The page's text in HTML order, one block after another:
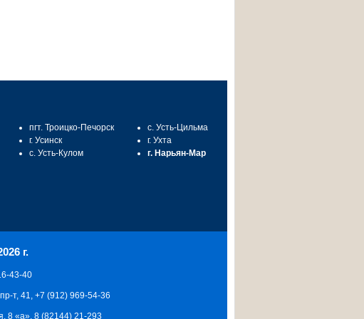
пгт. Троицко-Печорск
г. Усинск
с. Усть-Кулом
с. Усть-Цильма
г. Ухта
г. Нарьян-Мар
г.
43-40
т, 41, +7 (912) 969-54-36
8 «а», 8 (82144) 21-293